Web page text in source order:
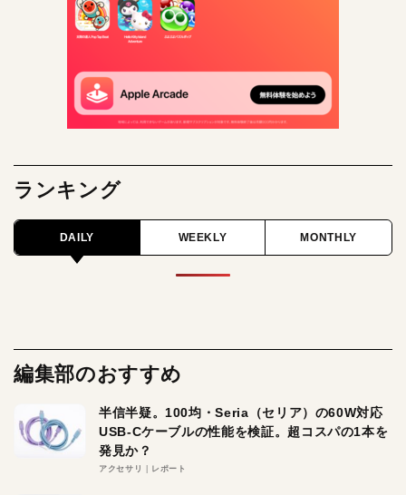
ランキング
DAILY WEEKLY MONTHLY
編集部のおすすめ
半信半疑。100均・Seria（セリア）の60W対応
USB-Cケーブルの性能を検証。超コスパの1本を
発見か？
アクセサリ レポート